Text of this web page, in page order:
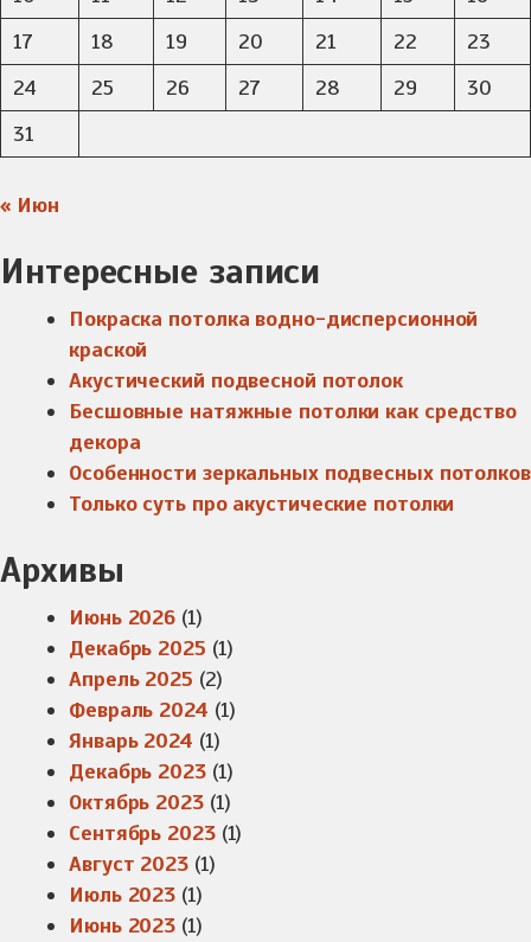
17
18 19 20 21 22
23
24
25 26 27 28 29
30
31
« Июн
Интересные записи
Покраска потолка водно-дисперсионной
краской
Акустический подвесной потолок
Бесшовные натяжные потолки как средство
декора
Особенности зеркальных подвесных потолков
Только суть про акустические потолки
Архивы
Июнь 2026 (1)
Декабрь 2025 (1)
Апрель 2025 (2)
Февраль 2024 (1)
Январь 2024 (1)
Декабрь 2023(1)
Октябрь 2023(1)
Сентябрь 2023(1)
Август 2023(1)
Июль 2023 (1)
Июнь 2023 (1)